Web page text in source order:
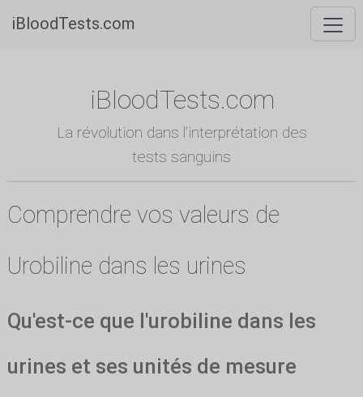
iBloodTests.com
iBloodTests.com
La révolution dans l'interprétation des
tests sanguins
Comprendre vos valeurs de
Urobiline dans les urines
Qu'est-ce que l'urobiline dans les
urines et ses unités de mesure